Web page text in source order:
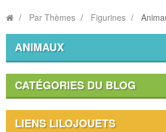
Par Thèmes Figurines
ANIMAUX
CATÉGORIES DU BLOG
LIENS LILOJOUETS